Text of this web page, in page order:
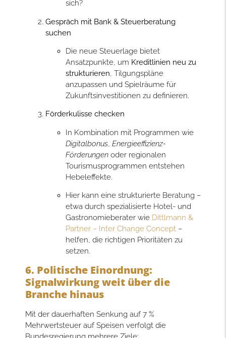
sich?
Gespräch mit Bank & Steuerberatung
suchen
Die neue Steuerlage bietet
Ansatzpunkte, um Kreditlinien neu zu
strukturieren, Tilgungspläne
anzupassen und Spielräume für
Zukunftsinvestitionen zu definieren.
Förderkulisse checken
In Kombination mit Programmen wie
Digitalbonus, Energieeffizienz-
Förderungen oder regionalen
Tourismusprogrammen entstehen
Hebeleffekte.
Hier kann eine strukturierte Beratung –
etwa durch spezialisierte Hotel- und
Gastronomieberater wie Dittlmann &
Partner – Inter Change Concept –
helfen, die richtigen Prioritäten zu
setzen.
6. Politische Einordnung:
Signalwirkung weit über die
Branche hinaus
Mit der dauerhaften Senkung auf 7 %
Mehrwertsteuer auf Speisen verfolgt die